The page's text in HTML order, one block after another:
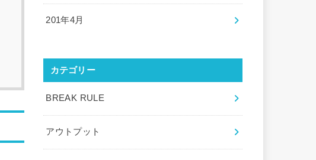
201年4月
カテゴリー
BREAK RULE
アウトプット